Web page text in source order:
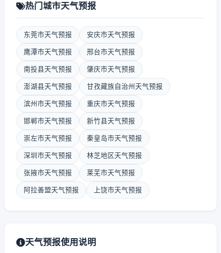
热门城市天气预报
东莞市天气预报 安庆市天气预报
鹰潭市天气预报 邢台市天气预报
南投县天气预报 肇庆市天气预报
澎湖县天气预报 甘孜藏族自治州天气预报
滨州市天气预报 重庆市天气预报
邯郸市天气预报 新竹县天气预报
崇左市天气预报 秦皇岛市天气预报
深圳市天气预报 林芝地区天气预报
张掖市天气预报 莱芜市天气预报
阿拉善盟天气预报 上饶市天气预报
天气预报使用说明